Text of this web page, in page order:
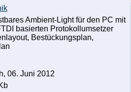
Ambient-Light für den PC mit
basierten Protokollumsetzer
Bestückungsplan,
06. Juni 2012